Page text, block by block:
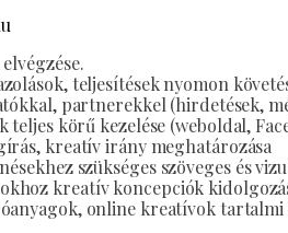
teljesítések nyomon
partnerekkel (hirdetések,
teljes körű kezelése (weboldal,
kreatív irány meghatározása
szükséges szöveges és
kreatív koncepciók
online kreatívok tartalmi